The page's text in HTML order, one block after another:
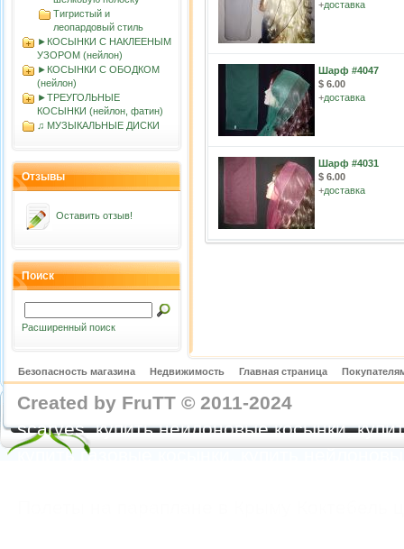
Тигристый и
леопардовый стиль
►КОСЫНКИ С НАКЛЕЕНЫМ
УЗОРОМ (нейлон)
►КОСЫНКИ С ОБОДКОМ
(нейлон)
►ТРЕУГОЛЬНЫЕ
КОСЫНКИ (нейлон, фатин)
♫ МУЗЫКАЛЬНЫЕ ДИСКИ
Отзывы
Оставить отзыв!
Поиск
Расширенный поиск
+доставка
Шарф #4047
$ 6.00
+доставка
Шарф #4031
$ 6.00
+доставка
Безопасность магазина Недвижимость Главная страница
Created by FruTT © 2011-2024
scarves, купить нейлоновые косынки,
купить газовые косынки, купить